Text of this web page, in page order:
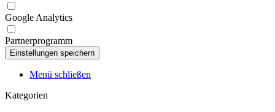
Google Analytics
Partnerprogramm
Menü schließen
Kategorien